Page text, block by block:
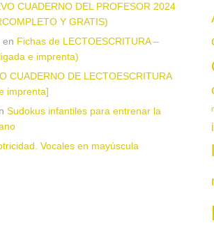
CUADERNO DEL PROFESOR 2024
Y GRATIS)
en Fichas de LECTOESCRITURA –
e imprenta)
CUADERNO DE LECTOESCRITURA
imprenta]
Sudokus infantiles para entrenar la
Vocales en mayúscula